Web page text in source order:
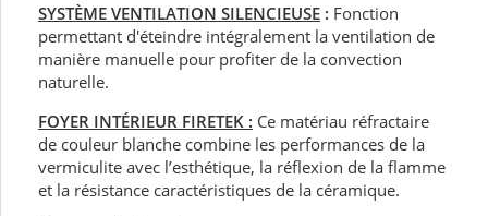
SYSTÈME VENTILATION SILENCIEUSE : Fonction
permettant d'éteindre intégralement la ventilation de
manière manuelle pour profiter de la convection
naturelle.
FOYER INTÉRIEUR FIRETEK : Ce matériau réfractaire
de couleur blanche combine les performances de la
vermiculite avec l’esthétique, la réflexion de la flamme
et la résistance caractéristiques de la céramique.